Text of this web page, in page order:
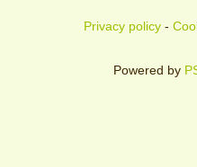
Privacy policy-
Powered by